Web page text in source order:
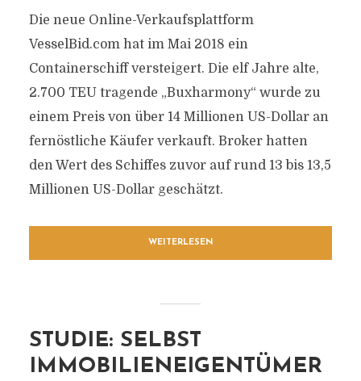
Die neue Online-Verkaufsplattform
VesselBid.com hat im Mai 2018 ein
Containerschiff versteigert. Die elf Jahre alte,
2.700 TEU tragende „Buxharmony“ wurde zu
einem Preis von über 14 Millionen US-Dollar an
fernöstliche Käufer verkauft. Broker hatten
den Wert des Schiffes zuvor auf rund 13 bis 13,5
Millionen US-Dollar geschätzt.
WEITERLESEN
STUDIE: SELBST
IMMOBILIENEIGENTÜMER